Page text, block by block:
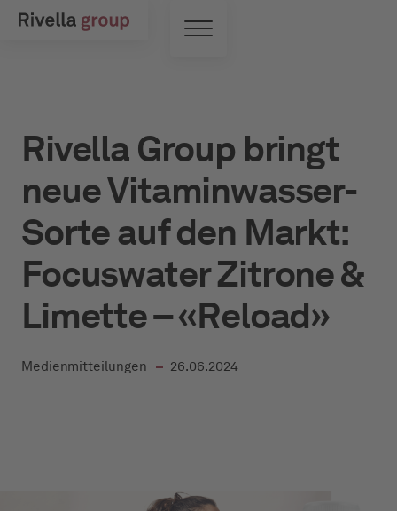
Zum Hauptinhalt springen
Toggle Menu
Rivella Group bringt
neue Vitaminwasser-
Sorte auf den Markt:
Focuswater Zitrone &
Limette – «Reload»
in
Medienmitteilungen 26.06.2024